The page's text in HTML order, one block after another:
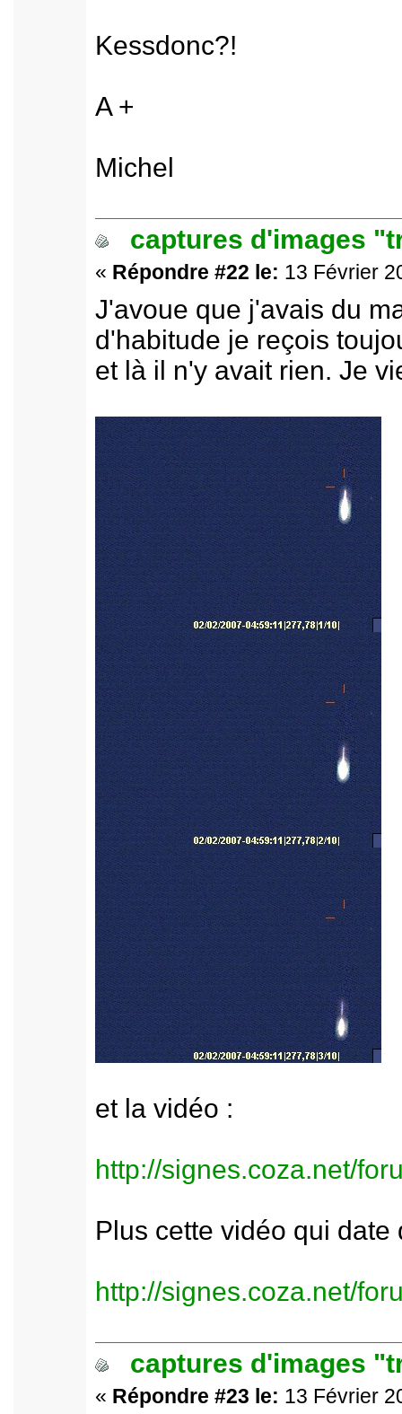
Kessdonc?!
A +
Michel
captures d'images
« Répondre #22 le: 13 Février
J'avoue que j'avais du
d'habitude je reçois
et là il n'y avait rien. Je
et la vidéo :
http://signes.coza.net/
Plus cette vidéo qui
http://signes.coza.net/
captures d'images
« Répondre #23 le: 13 Février